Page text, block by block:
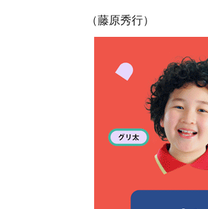
（藤原秀行）